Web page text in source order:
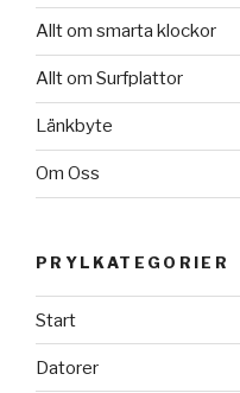
Allt om smarta klockor
Allt om Surfplattor
Länkbyte
Om Oss
PRYLKATEGORIER
Start
Datorer